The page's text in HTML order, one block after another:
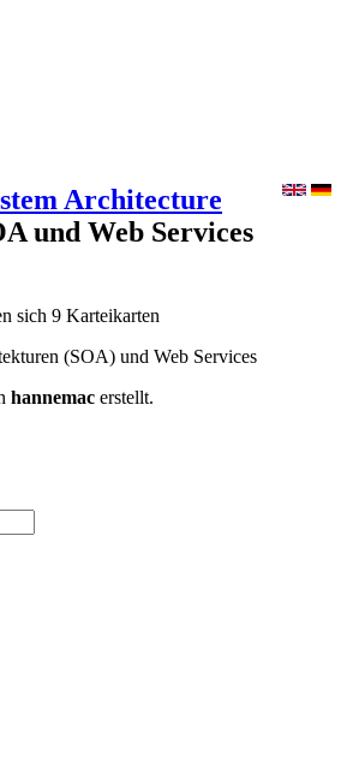
Architecture
und Web Services
sich 9 Karteikarten
(SOA) und Web Services
hannemac erstellt.